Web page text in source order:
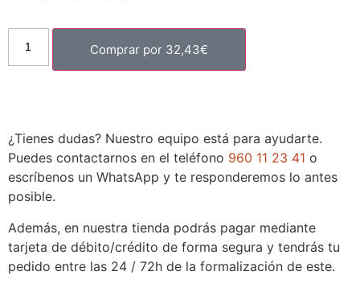
Comprar por 32,43€
¿Tienes dudas? Nuestro equipo está para ayudarte.
Puedes contactarnos en el teléfono 960 11 23 41 o
escríbenos un WhatsApp y te responderemos lo antes
posible.
Además, en nuestra tienda podrás pagar mediante
tarjeta de débito/crédito de forma segura y tendrás tu
pedido entre las 24 / 72h de la formalización de este.